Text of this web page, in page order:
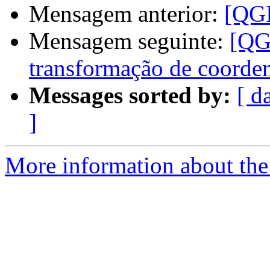
Mensagem anterior:
Mensagem seguinte:
transformação de
Messages sorted by: [
]
More information about